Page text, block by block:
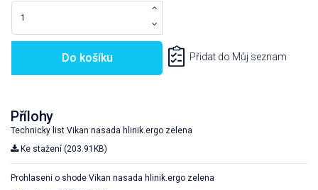
Do košíku Přidat do Můj seznam
Přílohy
Technicky list Vikan nasada hlinik.ergo zelena
Ke stažení (203.91KB)
Prohlaseni o shode Vikan nasada hlinik.ergo zelena